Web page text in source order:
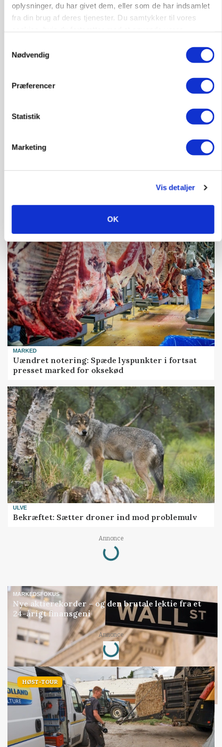
oplysninger, du har givet dem, eller som de har indsamlet
fra din brug af deres tjenester. Du samtykker til vores
Nødvendig
Præferencer
Statistik
Marketing
Vis detaljer
OK
Før såmaskinen kører: Her er efterårets største
skadedyrsrisici
Grisebestanden stiger trods svagere
MARKED
Uændret notering: Spæde lyspunkter i fortsat
presset marked for oksekød
ULVE
Bekræftet: Sætter droner ind mod problemulv
Annonce
Loading...
MARKEDSFOKUS
Nye aktierekorder – og den brutale lektie fra et
24-årigt finansgeni
Annonce
Loading...
HØST-TOUR